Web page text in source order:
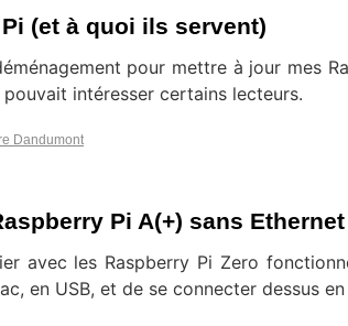
(et à quoi ils servent)
pour mettre à jour mes
intéresser certains lecteurs.
Dandumont
Pi A(+) sans Ethernet
avec les Raspberry Pi Zero
en USB, et de se connecter dessus en